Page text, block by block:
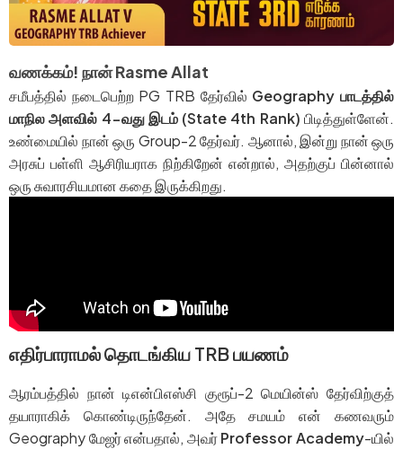
வணக்கம்! நான் Rasme Allat
சமீபத்தில் நடைபெற்ற PG TRB தேர்வில் Geography பாடத்தில்
மாநில அளவில் 4-வது இடம் (State 4th Rank) பிடித்துள்ளேன்.
உண்மையில் நான் ஒரு Group-2 தேர்வர். ஆனால், இன்று நான் ஒரு
அரசுப் பள்ளி ஆசிரியராக நிற்கிறேன் என்றால், அதற்குப் பின்னால்
ஒரு சுவாரசியமான கதை இருக்கிறது.
எதிர்பாராமல் தொடங்கிய TRB பயணம்
ஆரம்பத்தில் நான் டிஎன்பிஎஸ்சி குரூப்-2 மெயின்ஸ் தேர்விற்குத்
தயாராகிக் கொண்டிருந்தேன். அதே சமயம் என் கணவரும்
Geography மேஜர் என்பதால், அவர்Professor Academy-யில்